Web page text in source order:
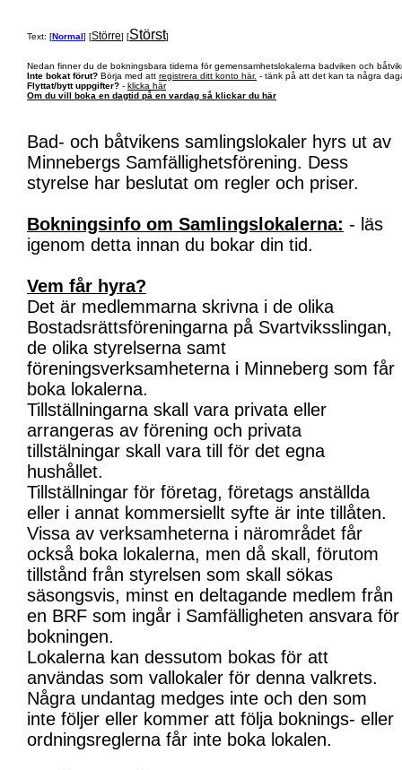
Text: [Normal] [Större] [Störst]
Nedan finner du de bokningsbara tiderna för gemensamhetslokalerna badviken och
Inte bokat förut? Börja med att registrera ditt konto här. - tänk på att det kan ta några
Flyttat/bytt uppgifter? - klicka här
Om du vill boka en dagtid på en vardag så klickar du här
Bad- och båtvikens samlingslokaler hyrs ut av
Minnebergs Samfällighetsförening. Dess
styrelse har beslutat om regler och priser.
Bokningsinfo om Samlingslokalerna: - läs
igenom detta innan du bokar din tid.
Vem får hyra?
Det är medlemmarna skrivna i de olika
Bostadsrättsföreningarna på Svartviksslingan,
de olika styrelserna samt
föreningsverksamheterna i Minneberg som får
boka lokalerna.
Tillställningarna skall vara privata eller
arrangeras av förening och privata
tillstälningar skall vara till för det egna
hushållet.
Tillställningar för företag, företags anställda
eller i annat kommersiellt syfte är inte tillåten.
Vissa av verksamheterna i närområdet får
också boka lokalerna, men då skall, förutom
tillstånd från styrelsen som skall sökas
säsongsvis, minst en deltagande medlem från
en BRF som ingår i Samfälligheten ansvara för
bokningen.
Lokalerna kan dessutom bokas för att
användas som vallokaler för denna valkrets.
Några undantag medges inte och den som
inte följer eller kommer att följa boknings- eller
ordningsreglerna får inte boka lokalen.